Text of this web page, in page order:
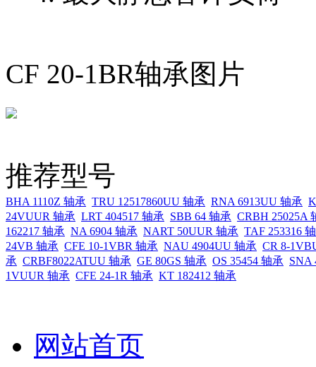
CF 20-1BR轴承图片
推荐型号
BHA 1110Z 轴承 TRU 12517860UU 轴承 RNA 6913UU 轴承
24VUUR 轴承 LRT 404517 轴承 SBB 64 轴承 CRBH 25025A
162217 轴承 NA 6904 轴承 NART 50UUR 轴承 TAF 253316
24VB 轴承 CFE 10-1VBR 轴承 NAU 4904UU 轴承 CR 8-
承 CRBF8022ATUU 轴承 GE 80GS 轴承 OS 35454 轴承 SNA
1VUUR 轴承 CFE 24-1R 轴承 KT 182412 轴承
网站首页